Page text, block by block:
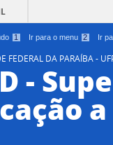
1 Ir para o menu 2 Ir
FEDERAL DA PARAÍBA -
-